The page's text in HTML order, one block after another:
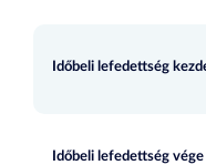
Időbeli lefedettség
Időbeli lefedettség vége